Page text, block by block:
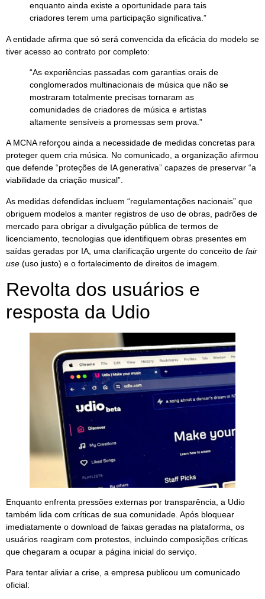
enquanto ainda existe a oportunidade para tais
criadores terem uma participação significativa.”
A entidade afirma que só será convencida da eficácia do modelo se
tiver acesso ao contrato por completo:
“As experiências passadas com garantias orais de
conglomerados multinacionais de música que não se
mostraram totalmente precisas tornaram as
comunidades de criadores de música e artistas
altamente sensíveis a promessas sem prova.”
A MCNA reforçou ainda a necessidade de medidas concretas para
proteger quem cria música. No comunicado, a organização afirmou
que defende “proteções de IA generativa” capazes de preservar “a
viabilidade da criação musical”.
As medidas defendidas incluem “regulamentações nacionais” que
obriguem modelos a manter registros de uso de obras, padrões de
mercado para obrigar a divulgação pública de termos de
licenciamento, tecnologias que identifiquem obras presentes em
saídas geradas por IA, uma clarificação urgente do conceito de fair
use (uso justo) e o fortalecimento de direitos de imagem.
Revolta dos usuários e
resposta da Udio
Enquanto enfrenta pressões externas por transparência, a Udio
também lida com críticas de sua comunidade. Após bloquear
imediatamente o download de faixas geradas na plataforma, os
usuários reagiram com protestos, incluindo composições críticas
que chegaram a ocupar a página inicial do serviço.
Para tentar aliviar a crise, a empresa publicou um comunicado
oficial: